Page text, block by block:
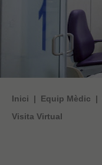
Inici | Equip Mèdic |
Visita Virtual